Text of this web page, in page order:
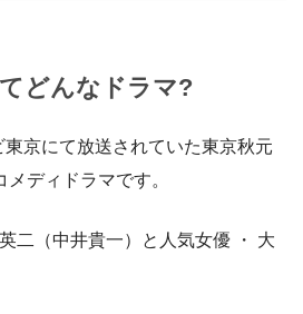
てどんなドラマ?
京にて放送されていた東京秋元
ディドラマです。
二（中井貴一）と人気女優 ・ 大